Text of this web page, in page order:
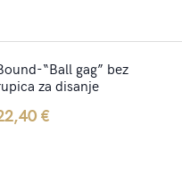
“Ball gag” bez
za disanje
€